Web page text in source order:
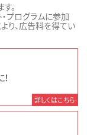
。
プログラムに参加
り、広告料を得てい
詳しくはこちら